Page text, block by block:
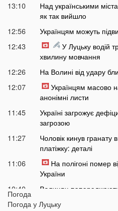
13:10
Над українськими
як так вийшло
12:56
Українцям можуть
12:43
У Луцьку водій
хвилину мовчання
12:26
На Волині від удару
12:07
Українцям масово
анонімні листи
11:45
Україні загрожує
загрозою
11:27
Чоловік кинув гранату
платіжку: деталі
11:06
На полігоні помер
України
10:40
Волинян
Погода
Погода у Луцьку